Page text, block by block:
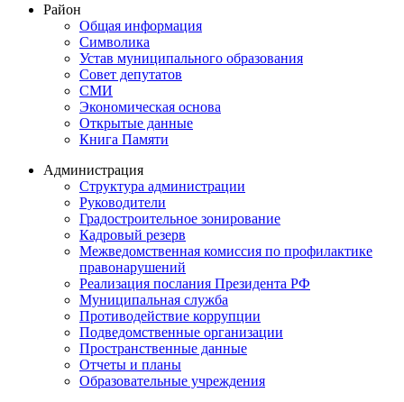
Район
Общая информация
Символика
Устав муниципального образования
Совет депутатов
СМИ
Экономическая основа
Открытые данные
Книга Памяти
Администрация
Структура администрации
Руководители
Градостроительное зонирование
Кадровый резерв
Межведомственная комиссия по профилактике
правонарушений
Реализация послания Президента РФ
Муниципальная служба
Противодействие коррупции
Подведомственные организации
Пространственные данные
Отчеты и планы
Образовательные учреждения